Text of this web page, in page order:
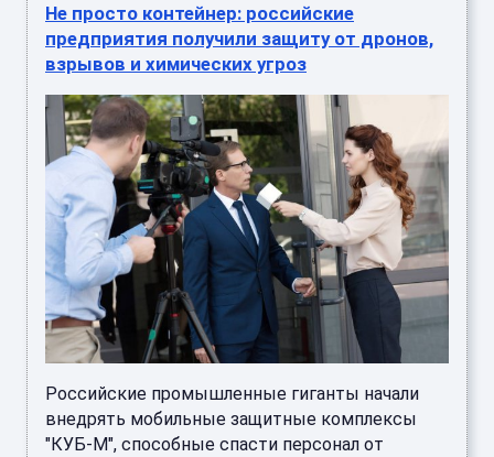
Не просто контейнер: российские
предприятия получили защиту от дронов,
взрывов и химических угроз
Российские промышленные гиганты начали
внедрять мобильные защитные комплексы
"КУБ-М", способные спасти персонал от